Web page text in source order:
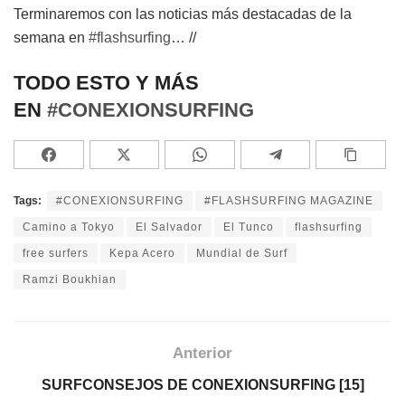
Terminaremos con las noticias más destacadas de la
semana en #flashsurfing… //
TODO ESTO Y MÁS
EN #CONEXIONSURFING
Tags: #CONEXIONSURFING #FLASHSURFING MAGAZINE
Camino a Tokyo El Salvador El Tunco flashsurfing
free surfers Kepa Acero Mundial de Surf
Ramzi Boukhian
Anterior
SURFCONSEJOS DE CONEXIONSURFING [15]